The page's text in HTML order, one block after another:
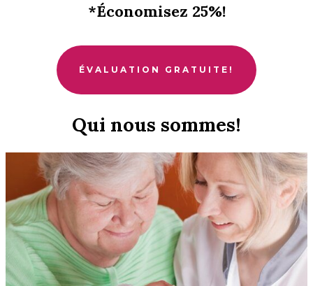
*Économisez 25%!
ÉVALUATION GRATUITE!
Qui nous sommes!